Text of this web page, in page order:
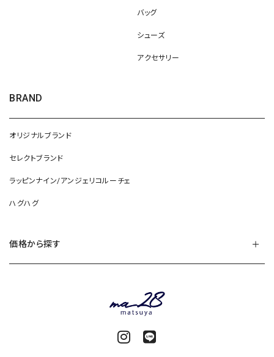
バッグ
シューズ
アクセサリー
BRAND
オリジナルブランド
セレクトブランド
ラッピンナイン/アンジェリコルーチェ
ハグハグ
価格から探す